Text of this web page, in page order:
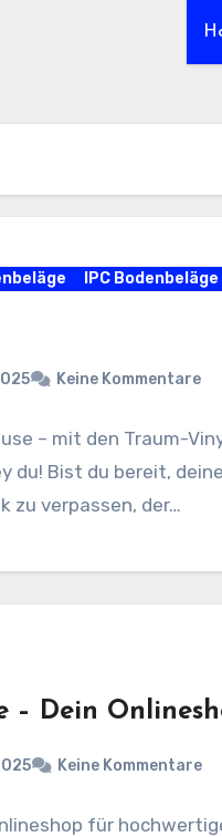
IPC Bodenbeläge
Keine Kommentare
– mit den Traum-
du! Bist du bereit,
zu verpassen, der…
– Dein
Keine Kommentare
für